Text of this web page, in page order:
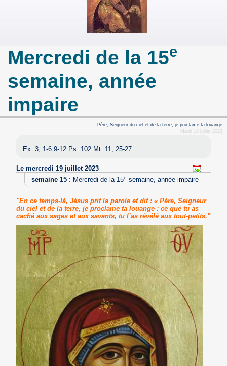
Mercredi de la 15e
semaine, année
impaire
Père, Seigneur du ciel et de la terre, je proclame ta louange
Mardi 18 juillet 2023
Ex. 3, 1-6.9-12 Ps. 102 Mt. 11, 25-27
Le mercredi 19 juillet 2023
semaine 15: Mercredi de la 15e semaine, année impaire
"En ce temps-là, Jésus prit la parole et dit : « Père, Seigneur
du ciel et de la terre, je proclame ta louange : ce que tu as
caché aux sages et aux savants, tu l’as révélé aux tout-petits."